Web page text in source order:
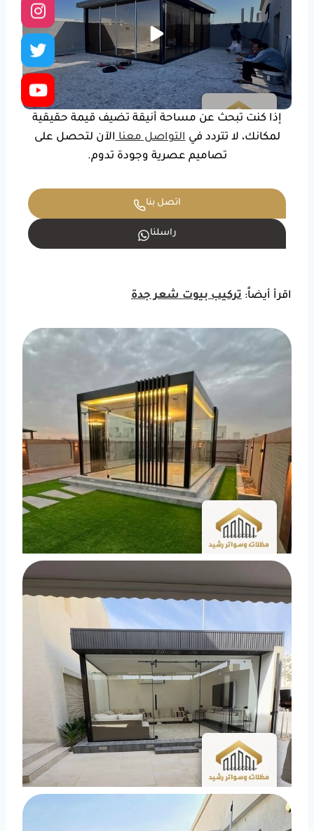
إذا كنت تبحث عن مساحة أنيقة تضيف قيمة حقيقية
لمكانك، لا تتردد فيالتواصل معناالآن لتحصل على
تصاميم عصرية وجودة تدوم.
اتصل بنا
راسلنا
اقرأ أيضاً: تركيب بيوت شعر جدة